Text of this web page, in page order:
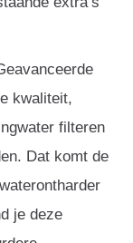
kwaliteit,
filteren
Dat komt de
je deze